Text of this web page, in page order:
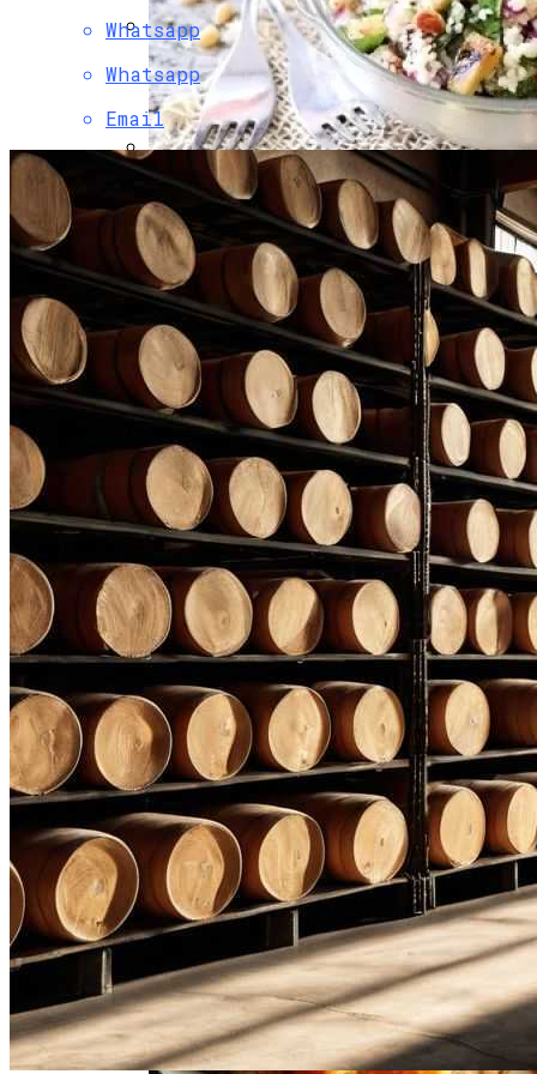
Деревянные Рамки Для Фото И Картин
В Различных Стилях
Качественные Деревянные Садовые
Домики Для Вашего Участка
Боль В Пояснице: Причины И
Профилактика Для Всей Семьи
Нарушения Менструального Цикла:
Причины И Решения Для Женского
Здоровья
Легкий И Полезный Табуле Из Кускуса
С Цуккини И Кедровыми Орехами Для
Постного Стола
Свиной Плов На Сковороде: Простой
Рецепт Для Всей Семьи
Whatsapp
Whatsapp
Email